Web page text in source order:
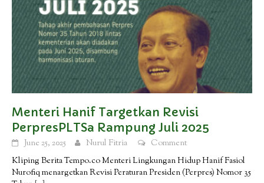
Menteri Hanif Targetkan Revisi
PerpresPLTSa Rampung Juli 2025
June 25, 2025 Nurul Fitria
Comment
Kliping Berita Tempo.co Menteri Lingkungan Hidup Hanif Fasiol
Nurofiq menargetkan Revisi Peraturan Presiden (Perpres) Nomor 35